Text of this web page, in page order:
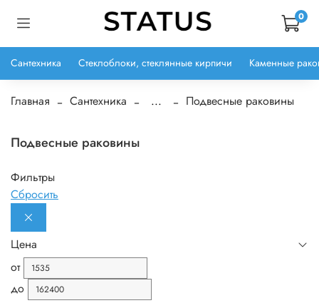
0
Сантехника Стеклоблоки, стеклянные кирпичи Каменные
Главная Сантехника ... Подвесные раковины
Подвесные раковины
Фильтры
Сбросить
Цена
от
до